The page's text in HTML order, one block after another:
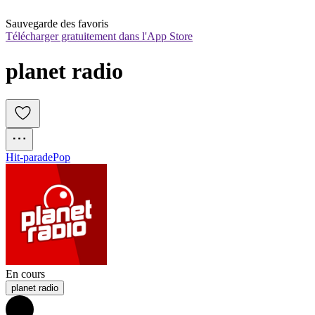
Sauvegarde des favoris
Télécharger gratuitement dans l'App Store
planet radio
Hit-paradePop
En cours
planet radio